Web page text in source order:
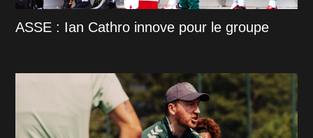
ASSE : Ian Cathro innove pour le groupe